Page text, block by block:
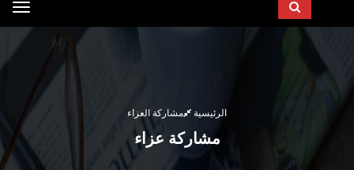
الرئيسية مشاركة العزاء
مشاركة عزاء